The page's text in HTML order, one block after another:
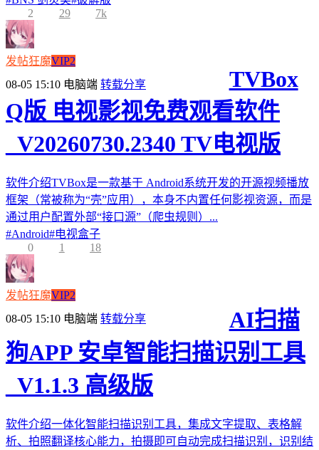
2
29 7k
发帖狂魔VIP2
08-05 15:10 电脑端 转载分享
TVBox
Q版 电视影视免费观看软件
_V20260730.2340 TV电视版
软件介绍TVBox是一款基于 Android系统开发的开源视频播放
框架（常被称为“壳”应用），本身不内置任何影视资源，而是
通过用户配置外部“接口源”（爬虫规则）...
#Android#电视盒子
0
1 18
发帖狂魔VIP2
08-05 15:10 电脑端 转载分享
AI扫描
狗APP 安卓智能扫描识别工具
_V1.1.3 高级版
软件介绍一体化智能扫描识别工具，集成文字提取、表格解
析、拍照翻译核心能力，拍摄即可自动完成扫描识别，识别结